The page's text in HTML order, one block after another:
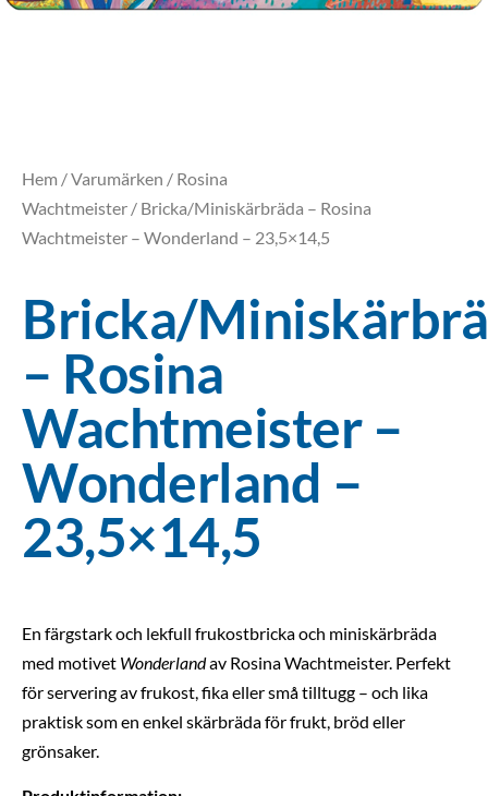
Hem /Varumärken / Rosina
Wachtmeister / Bricka/Miniskärbräda – Rosina
Wachtmeister – Wonderland – 23,5×14,5
Bricka/
– Rosina
Wachtmeister –
Wonderland –
23,5×14,5
En färgstark och lekfull frukostbricka och miniskärbräda
med motivet Wonderlandav Rosina Wachtmeister. Perfekt
för servering av frukost, fika eller små tilltugg – och lika
praktisk som en enkel skärbräda för frukt, bröd eller
grönsaker.